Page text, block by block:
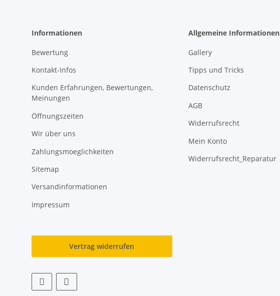
Informationen
Bewertung
Kontakt-Infos
Kunden Erfahrungen, Bewertungen,
Meinungen
Öffnungszeiten
Wir über uns
Zahlungsmoeglichkeiten
Sitemap
Versandinformationen
Impressum
Allgemeine Informationen
Gallery
Tipps und Tricks
Datenschutz
AGB
Widerrufsrecht
Mein Konto
Widerrufsrecht_Reparatur
Vertrag widerrufen